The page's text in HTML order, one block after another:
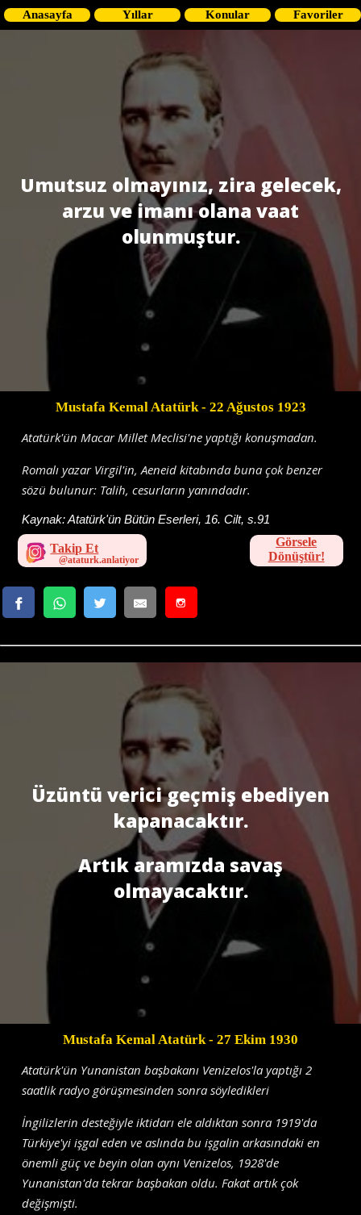
Anasayfa Yıllar Konular Favoriler
Umutsuz olmayınız, zira gelecek,
arzu ve imanı olana vaat
olunmuştur.
Mustafa Kemal Atatürk- 22 Ağustos 1923
Atatürk'ün Macar Millet Meclisi'ne yaptığı konuşmadan.
Romalı yazar Virgil'in, Aeneid kitabında buna çok benzer
sözü bulunur: Talih, cesurların yanındadır.
Kaynak:Atatürk'ün Bütün Eserleri, 16. Cilt, s.91
Takip Et
Görsele
Dönüştür!
Üzüntü verici geçmiş ebediyen
kapanacaktır.
Artık aramızda savaş
olmayacaktır.
Mustafa Kemal Atatürk- 27 Ekim 1930
Atatürk'ün Yunanistan başbakanı Venizelos'la yaptığı 2
saatlik radyo görüşmesinden sonra söyledikleri
İngilizlerin desteğiyle iktidarı ele aldıktan sonra 1919'da
Türkiye'yi işgal eden ve aslında bu işgalin arkasındaki en
önemli güç ve beyin olan aynı Venizelos, 1928'de
Yunanistan'da tekrar başbakan oldu. Fakat artık çok
değişmişti.